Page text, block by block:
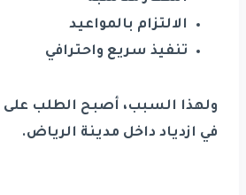
الالتزام بالمواعيد
تنفيذ سريع واحترافي
ولهذا السبب، أصبح الطلب على
في ازدياد داخل مدينة الرياض.